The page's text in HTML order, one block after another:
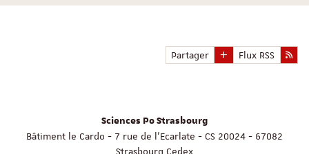
Partager Flux RSS
Sciences Po Strasbourg
Bâtiment le Cardo - 7 rue de l'Ecarlate - CS 20024 - 67082
Strasbourg Cedex